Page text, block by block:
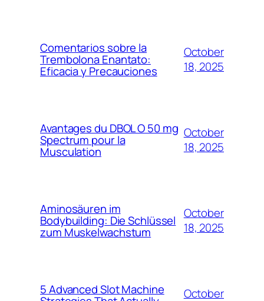
Comentarios sobre la
Trembolona Enantato:
Eficacia y Precauciones
October
18, 2025
Avantages du DBOL O 50 mg
Spectrum pour la
Musculation
October
18, 2025
Aminosäuren im
Bodybuilding: Die Schlüssel
zum Muskelwachstum
October
18, 2025
5 Advanced Slot Machine
October